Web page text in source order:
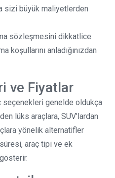
sizi büyük maliyetlerden
sözleşmesini dikkatlice
koşullarını anladığınızdan
ve Fiyatlar
seçenekleri genelde oldukça
lüks araçlara, SUV’lardan
yönelik alternatifler
araç tipi ve ek